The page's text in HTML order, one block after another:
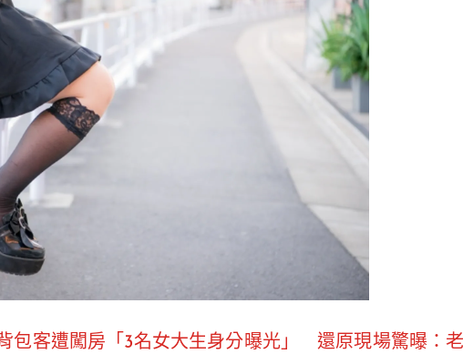
包客遭闖房「3名女大生身分曝光」 還原現場驚曝：